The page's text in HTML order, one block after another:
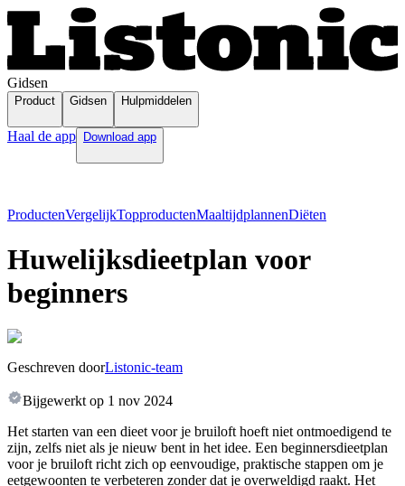
Gidsen
Product Gidsen Hulpmiddelen
Haal de app Download app
ProductenVergelijkTopproductenMaaltijdplannenDiëten
Huwelijksdieetplan voor
beginners
Geschreven doorListonic-team
Bijgewerkt op 1 nov 2024
Het starten van een dieet voor je bruiloft hoeft niet ontmoedigend te
zijn, zelfs niet als je nieuw bent in het idee. Een beginnersdieetplan
voor je bruiloft richt zich op eenvoudige, praktische stappen om je
eetgewoonten te verbeteren zonder dat je overweldigd raakt. Het